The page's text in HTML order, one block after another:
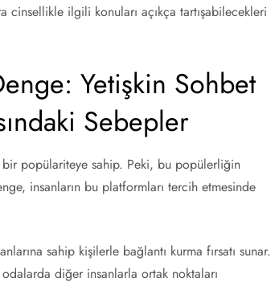
cinsellikle ilgili konuları açıkça tartışabilecekleri
Yetişkin Sohbet
Sebepler
bir popülariteye sahip. Peki, bu popülerliğin
insanların bu platformları tercih etmesinde
sahip kişilerle bağlantı kurma fırsatı sunar.
diğer insanlarla ortak noktaları